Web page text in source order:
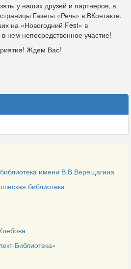
у наших друзей и партнеров, в
Газеты «Речь» в ВКонтакте.
на «Новогодний Fest» в
нем непосредственное участие!
Ждем Вас!
имени В.В.Верещагина
библиотека
Библиотека»